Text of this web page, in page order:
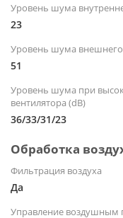
Уровень шума
23
Уровень шума внешнего
51
Уровень шума при
вентилятора (dB)
36/33/31/23
Обработка
Фильтрация воздуха
Да
Управление воздушным